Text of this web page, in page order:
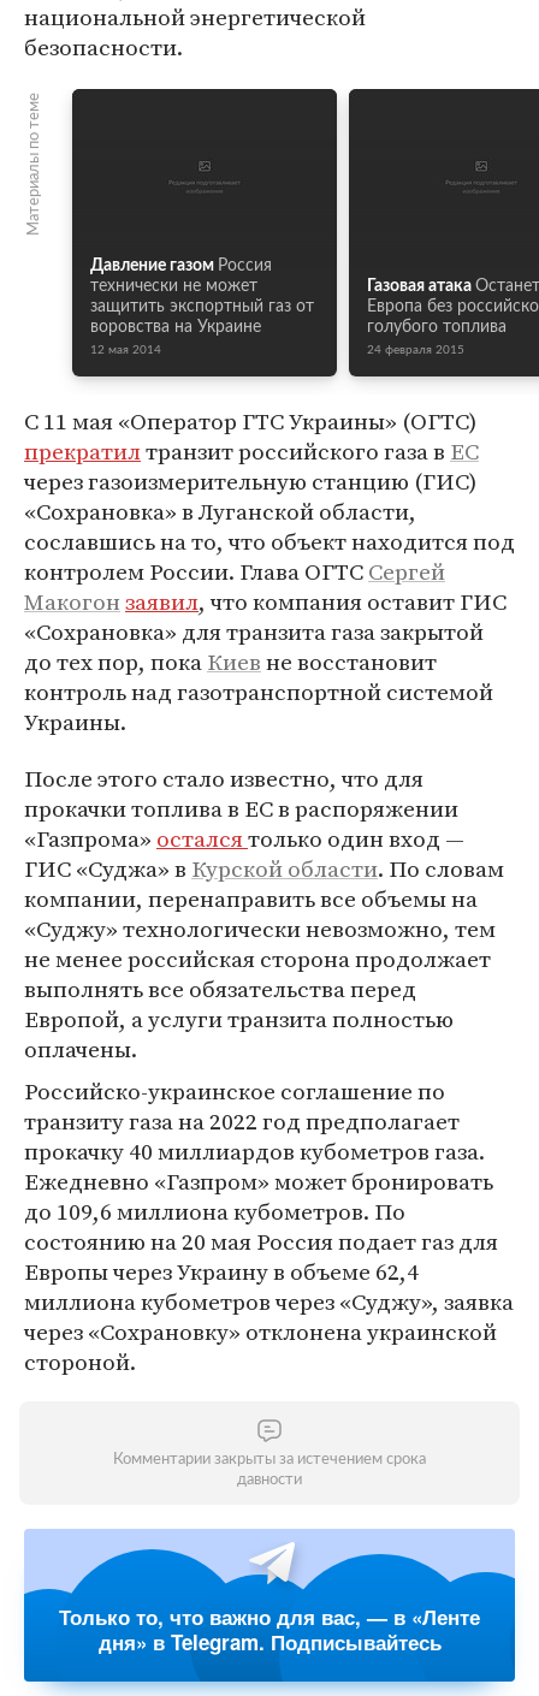
национальной энергетической
безопасности.
Материалы по теме
Давление газом Россия
технически не может
защитить экспортный газ от
воровства на Украине
12 мая 2014
Газовая атака
Европа без
голубого топлива
24 февраля 2015
С 11 мая «Оператор ГТС Украины» (ОГТС)
прекратилтранзит российского газа в ЕС
через газоизмерительную станцию (ГИС)
«Сохрановка» в Луганской области,
сославшись на то, что объект находится под
контролем России. Глава ОГТССергей
Макогонзаявил, что компания оставит ГИС
«Сохрановка» для транзита газа закрытой
до тех пор, покаКиевне восстановит
контроль над газотранспортной системой
Украины.
После этого стало известно, что для
прокачки топлива в ЕС в распоряжении
«Газпрома» осталсятолько один вход —
ГИС «Суджа» в Курской области. По словам
компании, перенаправить все объемы на
«Суджу» технологически невозможно, тем
не менее российская сторона продолжает
выполнять все обязательства перед
Европой, а услуги транзита полностью
оплачены.
Российско-украинское соглашение по
транзиту газа на 2022 год предполагает
прокачку 40 миллиардов кубометров газа.
Ежедневно «Газпром» может бронировать
до 109,6 миллиона кубометров. По
состоянию на 20 мая Россия подает газ для
Европы через Украину в объеме 62,4
миллиона кубометров через «Суджу», заявка
через «Сохрановку» отклонена украинской
стороной.
Комментарии закрыты за истечением срока
давности
Только то, что важно для вас, — в «Ленте
дня» в Telegram. Подписывайтесь